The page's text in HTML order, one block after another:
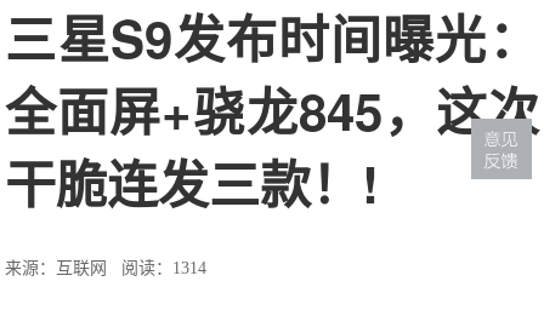
三星S9发布时间曝光：
全面屏+骁龙845，这次
干脆连发三款！!
来源：互联网 阅读：1314